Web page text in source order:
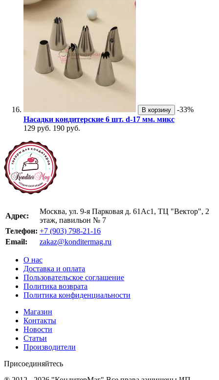
В корзину
-33%
Насадки кондитерские 6 шт. d-17 мм. микс
129 руб. 190 руб.
Адрес:
Москва, ул. 9-я Парковая д. 61Ас1, ТЦ "Вектор", 2
этаж, павильон № 7
Телефон: +7 (903) 798-21-16
Email:
zakaz@konditermag.ru
О нас
Доставка и оплата
Пользовательское соглашение
Политика возврата
Политика конфиденциальности
Магазин
Контакты
Новости
Статьи
Производители
Присоединяйтесь